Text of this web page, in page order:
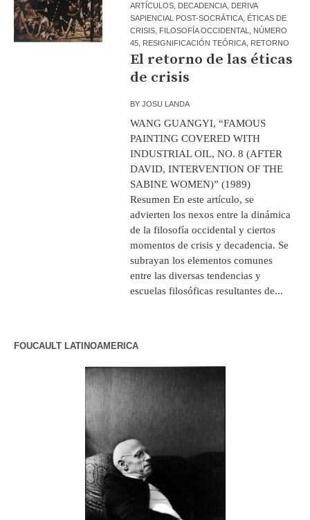
ARTÍCULOS DECADENCIA DERIVA
SAPIENCIAL POST-SOCRÁTICA ÉTICAS DE
CRISIS FILOSOFÍA OCCIDENTAL
NÚMERO
45 RESIGNIFICACIÓN TEÓRICA RETORNO
El retorno de las éticas
de crisis
BYJOSU LANDA
WANG GUANGYI, “FAMOUS
PAINTING COVERED WITH
INDUSTRIAL OIL, NO. 8 (AFTER
DAVID, INTERVENTION OF THE
SABINE WOMEN)” (1989)
Resumen En este artículo, se
advierten los nexos entre la dinámica
de la filosofía occidental y ciertos
momentos de crisis y decadencia. Se
subrayan los elementos comunes
entre las diversas tendencias y
escuelas filosóficas resultantes de...
FOUCAULT LATINOAMERICA